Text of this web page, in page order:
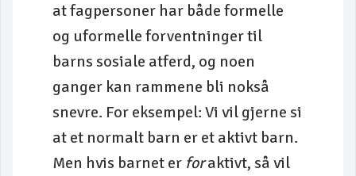
at fagpersoner har både formelle
og uformelle forventninger til
barns sosiale atferd, og noen
ganger kan rammene bli nokså
snevre. For eksempel: Vi vil gjerne si
at et normalt barn er et aktivt barn.
Men hvis barnet er foraktivt, så vil